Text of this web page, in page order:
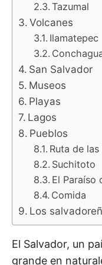
Tazumal
Volcanes
Ilamatepec
San Salvador
Museos
Playas
Lagos
Pueblos
Ruta de
Suchitoto
El Paraíso
Comida
Los
El Salvador, un
grande en